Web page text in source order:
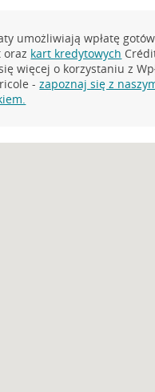
umożliwiają wpłatę
oraz kart kredytowych
więcej o korzystaniu z
-zapoznaj się z